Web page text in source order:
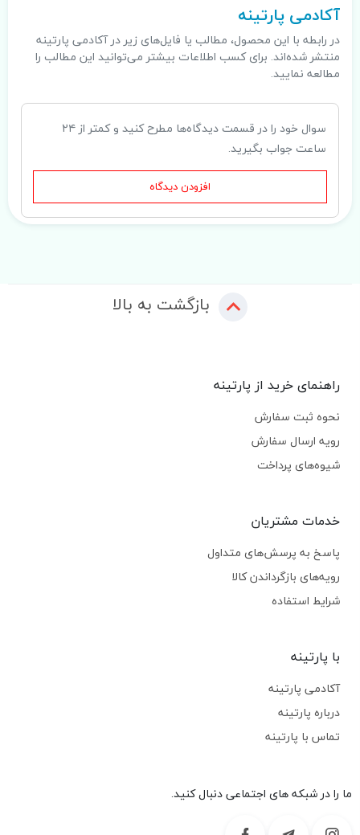
آکادمی پارتینه
در رابطه با این محصول، مطالب یا فایل‌های زیر در آکادمی پارتینه
منتشر شده‌اند. برای کسب اطلاعات بیشتر می‌توانید این مطالب را
مطالعه نمایید.
سوال خود را در قسمت دیدگاه‌ها مطرح کنید و کمتر از ۲۴
ساعت جواب بگیرید.
افزودن دیدگاه
بازگشت به بالا
راهنمای خرید از پارتینه
نحوه ثبت سفارش
رویه ارسال سفارش
شیوه‌های پرداخت
خدمات مشتریان
پاسخ به پرسش‌های متداول
رویه‌های بازگرداندن کالا
شرایط استفاده
با پارتینه
آکادمی پارتینه
درباره پارتینه
تماس با پارتینه
ما را در شبکه های اجتماعی دنبال کنید.